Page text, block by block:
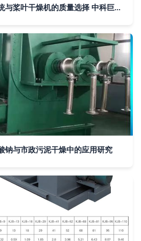
直接加热滚筒干燥系统与桨叶干燥机的质量选择 中科巨能的差异化优势
钠与市政污泥干燥中的应用研究